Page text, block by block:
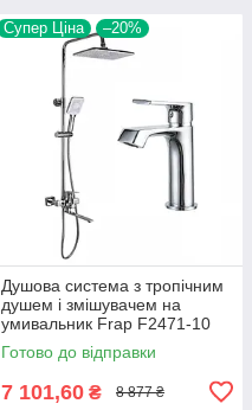
Супер Ціна –20%
Душова система з тропічним
душем і змішувачем на
умивальник Frap F2471-10
хром
Готово до відправки
7 101,60 ₴ 8 877 ₴